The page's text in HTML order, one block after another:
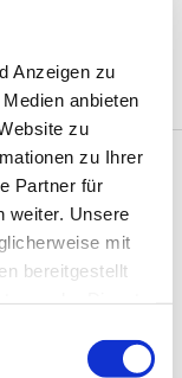
Anzeigen zu
anbieten
zu
zu Ihrer
Partner für
weiter. Unsere
mit
bereitgestellt